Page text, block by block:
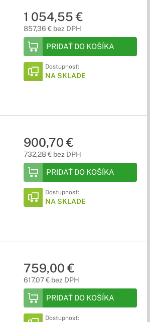
1 054,55 €
857,36 € bez DPH
PRIDAŤ DO KOŠÍKA
Dostupnosť:
NA SKLADE
900,70 €
732,28 € bez DPH
PRIDAŤ DO KOŠÍKA
Dostupnosť:
NA SKLADE
759,00 €
617,07 € bez DPH
PRIDAŤ DO KOŠÍKA
Dostupnosť: